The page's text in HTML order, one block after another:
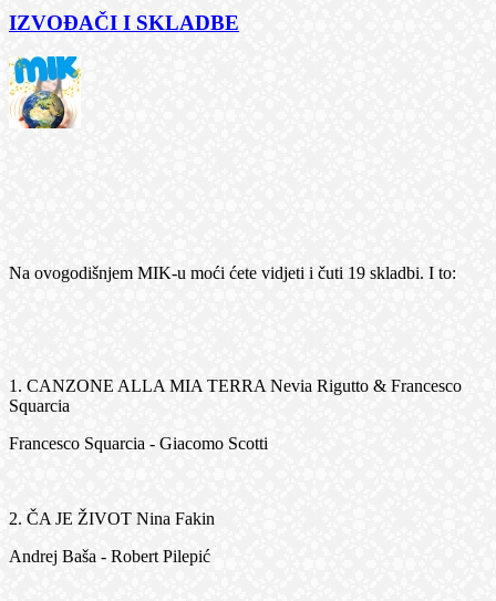
IZVOĐAČI I SKLADBE
Na ovogodišnjem MIK-u moći ćete vidjeti i čuti 19 skladbi. I to:
1. CANZONE ALLA MIA TERRA Nevia Rigutto & Francesco
Squarcia
Francesco Squarcia - Giacomo Scotti
2. ČA JE ŽIVOT Nina Fakin
Andrej Baša - Robert Pilepić